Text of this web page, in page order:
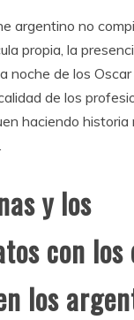
argentino no
propia, la
noche de los
de los
haciendo historia
y los
con los
los